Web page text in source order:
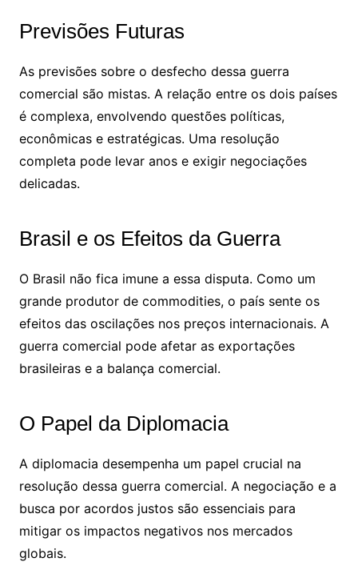
Previsões Futuras
As previsões sobre o desfecho dessa guerra
comercial são mistas. A relação entre os dois países
é complexa, envolvendo questões políticas,
econômicas e estratégicas. Uma resolução
completa pode levar anos e exigir negociações
delicadas.
Brasil e os Efeitos da Guerra
O Brasil não fica imune a essa disputa. Como um
grande produtor de commodities, o país sente os
efeitos das oscilações nos preços internacionais. A
guerra comercial pode afetar as exportações
brasileiras e a balança comercial.
O Papel da Diplomacia
A diplomacia desempenha um papel crucial na
resolução dessa guerra comercial. A negociação e a
busca por acordos justos são essenciais para
mitigar os impactos negativos nos mercados
globais.